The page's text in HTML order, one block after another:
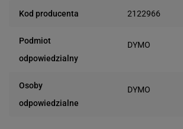
Kod producenta 2122966
Podmiot
odpowiedzialny
DYMO
Osoby
odpowiedzialne
DYMO